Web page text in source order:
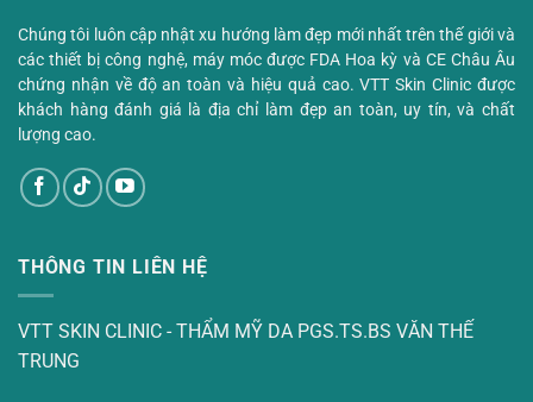
Chúng tôi luôn cập nhật xu hướng làm đẹp mới nhất trên thế giới và
các thiết bị công nghệ, máy móc được FDA Hoa kỳ và CE Châu Âu
chứng nhận về độ an toàn và hiệu quả cao. VTT Skin Clinic được
khách hàng đánh giá là địa chỉ làm đẹp an toàn, uy tín, và chất
lượng cao.
THÔNG TIN LIÊN HỆ
VTT SKIN CLINIC - THẨM MỸ DA PGS.TS.BS VĂN THẾ
TRUNG